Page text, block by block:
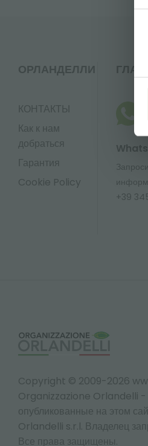
ОРЛАНДЕЛЛИ
КОНТАКТЫ
Как к нам
добраться
Гарантия
Cookie Policy
+39
Copyright © 2009-2026
Organizzazione Orlandelli
опубликованные на этом
Orlandelli s.r.l. Владелец
Все права защищены.